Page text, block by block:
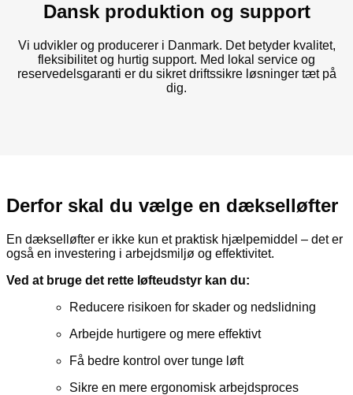
Dansk produktion og support
Vi udvikler og producerer i Danmark. Det betyder kvalitet,
fleksibilitet og hurtig support. Med lokal service og
reservedelsgaranti er du sikret driftssikre løsninger tæt på
dig.
Derfor skal du vælge en dækselløfter
En dækselløfter er ikke kun et praktisk hjælpemiddel – det er
også en investering i arbejdsmiljø og effektivitet.
Ved at bruge det rette løfteudstyr kan du:
Reducere risikoen for skader og nedslidning
Arbejde hurtigere og mere effektivt
Få bedre kontrol over tunge løft
Sikre en mere ergonomisk arbejdsproces